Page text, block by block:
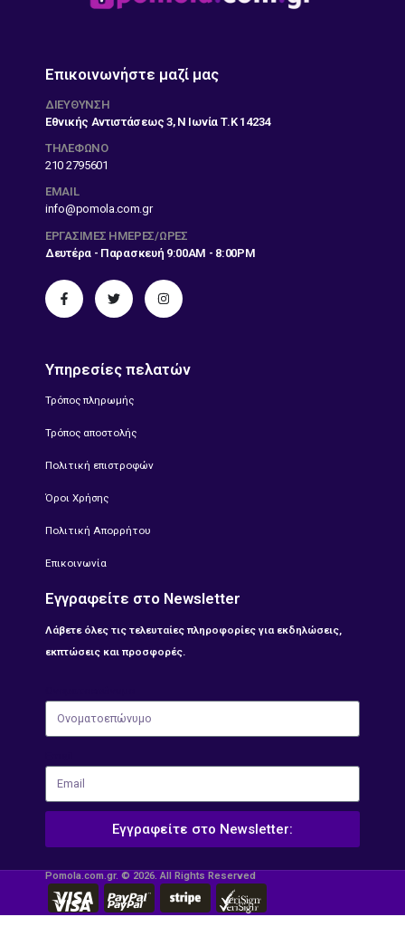
Επικοινωνήστε μαζί μας
ΔΙΕΎΘΥΝΣΗ
Εθνικής Αντιστάσεως 3, Ν Ιωνία Τ.Κ 14234
ΤΗΛΕΦΩΝΟ
210 2795601
EMAIL
info@pomola.com.gr
ΕΡΓΆΣΙΜΕΣ ΗΜΈΡΕΣ/ΏΡΕΣ
Δευτέρα - Παρασκευή 9:00AM - 8:00PM
Υπηρεσίες πελατών
Τρόπος πληρωμής
Τρόπος αποστολής
Πολιτική επιστροφών
Όροι Χρήσης
Πολιτική Απορρήτου
Επικοινωνία
Εγγραφείτε στο Newsletter
Λάβετε όλες τις τελευταίες πληροφορίες για εκδηλώσεις,
εκπτώσεις και προσφορές.
Εγγραφείτε στο Newsletter:
Pomola.com.gr. © 2026. All Rights Reserved